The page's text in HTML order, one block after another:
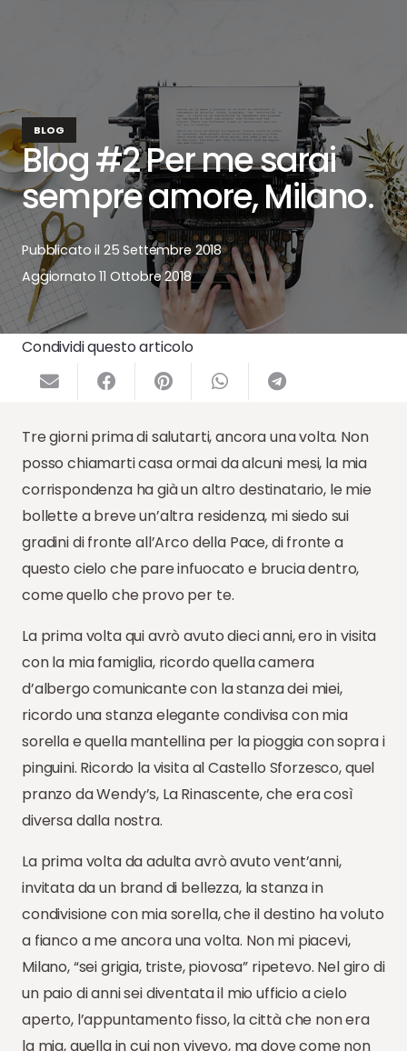
BLOG
Blog #2 Per me sarai
sempre amore, Milano.
Pubblicato il 25 Settembre 2018
Aggiornato11 Ottobre 2018
Condividi questo articolo
Tre giorni prima di salutarti, ancora una volta. Non
posso chiamarti casa ormai da alcuni mesi, la mia
corrispondenza ha già un altro destinatario, le mie
bollette a breve un’altra residenza, mi siedo sui
gradini di fronte all’Arco della Pace, di fronte a
questo cielo che pare infuocato e brucia dentro,
come quello che provo per te.
La prima volta qui avrò avuto dieci anni, ero in visita
con la mia famiglia, ricordo quella camera
d’albergo comunicante con la stanza dei miei,
ricordo una stanza elegante condivisa con mia
sorella e quella mantellina per la pioggia con sopra i
pinguini. Ricordo la visita al Castello Sforzesco, quel
pranzo da Wendy’s, La Rinascente, che era così
diversa dalla nostra.
La prima volta da adulta avrò avuto vent’anni,
invitata da un brand di bellezza, la stanza in
condivisione con mia sorella, che il destino ha voluto
a fianco a me ancora una volta. Non mi piacevi,
Milano, “sei grigia, triste, piovosa” ripetevo. Nel giro di
un paio di anni sei diventata il mio ufficio a cielo
aperto, l’appuntamento fisso, la città che non era
la mia, quella in cui non vivevo, ma dove come non